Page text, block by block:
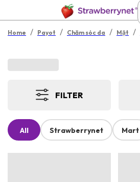
Home / Payot / Chăm sóc da / Mặt /
FILTER
All Strawberrynet Mart